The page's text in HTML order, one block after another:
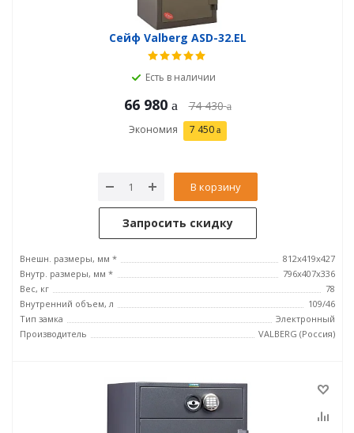
Сейф Valberg ASD-32.EL
Есть в наличии
66 980 74 430
Экономия 7 450
В корзину
Запросить скидку
Внешн. размеры, мм *
812x419x427
Внутр. размеры, мм *
796х407х336
Вес, кг
78
Внутренний объем, л
109/46
Тип замка
Электронный
Производитель
VALBERG (Россия)